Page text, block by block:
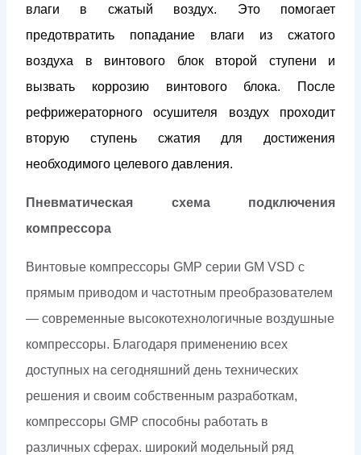
влаги в сжатый воздух. Это помогает
предотвратить попадание влаги из сжатого
воздуха в винтового блок второй ступени и
вызвать коррозию винтового блока. После
рефрижераторного осушителя воздух проходит
вторую ступень сжатия для достижения
необходимого целевого давления.
Пневматическая схема подключения
компрессора
Винтовые компрессоры GMP серии GM VSD с
прямым приводом и частотным преобразователем
— современные высокотехнологичные воздушные
компрессоры. Благодаря применению всех
доступных на сегодняшний день технических
решения и своим собственным разработкам,
компрессоры GMP способны работать в
различных сферах. широкий модельный ряд